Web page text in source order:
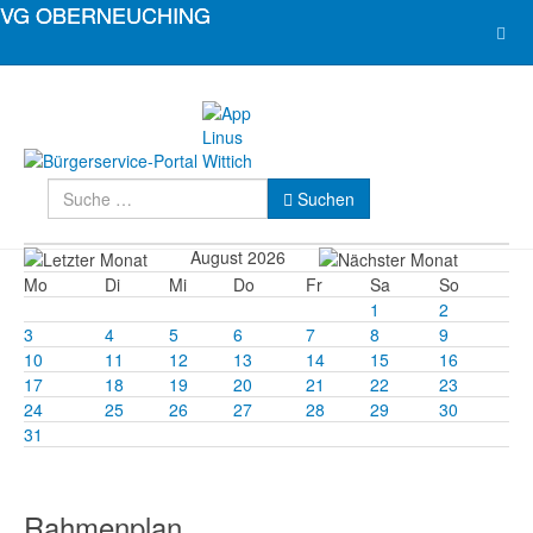
Suchen Suchen
August 2026
Mo
Di Mi Do Fr Sa
So
1
2
3
4 5 6 7 8
9
10
11 12 13 14 15
16
17
18 19 20 21 22
23
24
25 26 27 28 29
30
31